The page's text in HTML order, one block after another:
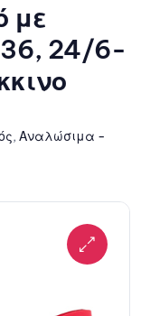
με
24/6-
, Αναλώσιμα -